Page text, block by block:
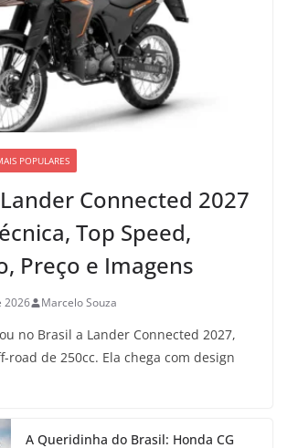
POPULARES
Connected 2027
Top Speed,
Preço e Imagens
2026 Marcelo Souza
no Brasil a Lander Connected 2027,
road de 250cc. Ela chega com design
A Queridinha do Brasil: Honda CG